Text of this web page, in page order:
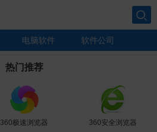
电脑软件 软件公司
热门推荐
360极速浏览器 360安全浏览器